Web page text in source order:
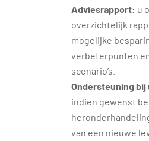
Adviesrapport: u
overzichtelijk
mogelijke
verbeterpunten
scenario’s.
Ondersteuning bij
indien gewenst
van een nieuwe